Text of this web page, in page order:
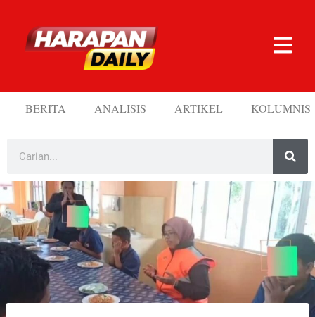
BERITA ANALISIS ARTIKEL KOLUMNIS